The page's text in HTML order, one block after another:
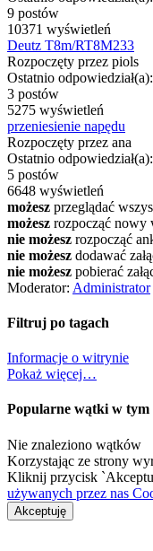
9 postów
10371 wyświetleń
Deutz T8m/RT8M233
Rozpoczęty przez piols
Ostatnio
3 postów
5275 wyświetleń
przeniesienie napędu
Rozpoczęty przez ana
Ostatnio
5 postów
6648 wyświetleń
możesz przeglądać
możesz rozpocząć nowy
nie możesz rozpocząć
nie możesz dodawać
nie możesz pobierać
Moderator: Administrator
Filtruj po tagach
Informacje o witrynie
Pokaż więcej…
Popularne wątki w tym
Nie znaleziono wątków
Korzystając ze strony
Kliknij przycisk
używanych przez nas
Akceptuję